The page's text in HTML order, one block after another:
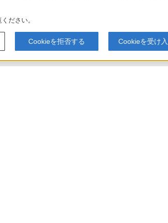
ださい。
Cookieを拒否する Cookieを受け